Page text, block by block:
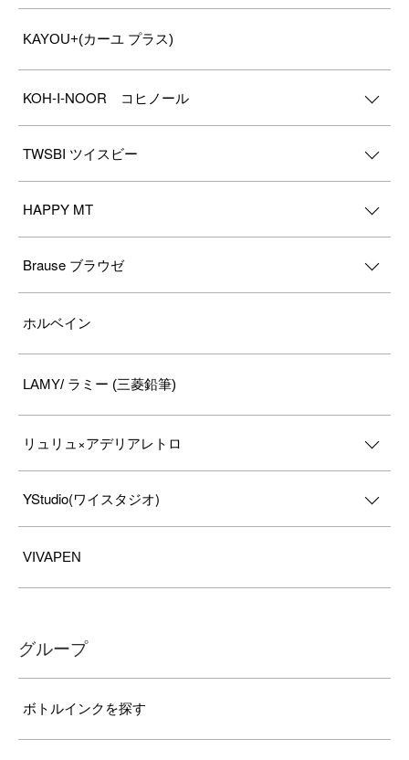
KAYOU+(カーユ プラス)
KOH-I-NOOR コヒノール
TWSBI ツイスビー
HAPPY MT
Brause ブラウゼ
ホルベイン
LAMY/ ラミー (三菱鉛筆)
リュリュ×アデリアレトロ
YStudio(ワイスタジオ)
VIVAPEN
グループ
ボトルインクを探す